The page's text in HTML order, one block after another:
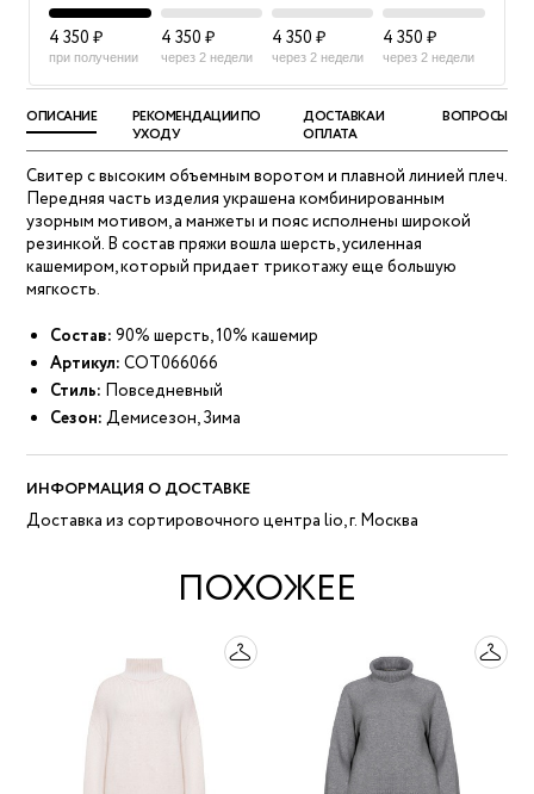
4 350 ₽
при получении
4 350 ₽
через 2 недели
4 350 ₽
через 2 недели
4 350 ₽
через 2 недели
ОПИСАНИЕ
РЕКОМЕНДАЦИИ ПО
УХОДУ
ДОСТАВКА И
ОПЛАТА
ВОПРОСЫ
Свитер с высоким объемным воротом и плавной линией плеч.
Передняя часть изделия украшена комбинированным
узорным мотивом, а манжеты и пояс исполнены широкой
резинкой. В состав пряжи вошла шерсть, усиленная
кашемиром, который придает трикотажу еще большую
мягкость.
Состав: 90% шерсть, 10% кашемир
Артикул: COT066066
Стиль: Повседневный
Сезон: Демисезон, Зима
ИНФОРМАЦИЯ О ДОСТАВКЕ
Доставка из сортировочного центра lio, г. Москва
ПОХОЖЕЕ